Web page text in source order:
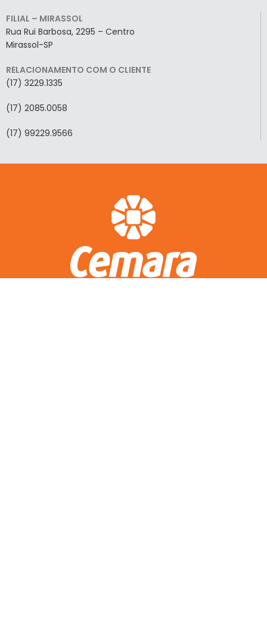
FILIAL – MIRASSOL
Rua Rui Barbosa, 2295 – Centro
Mirassol-SP
RELACIONAMENTO COM O CLIENTE
(17) 3229.1335
(17) 2085.0058
(17) 99229.9566